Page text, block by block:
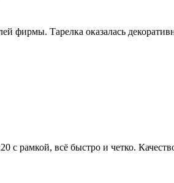
фирмы. Тарелка оказалась
с рамкой, всё быстро и четко.